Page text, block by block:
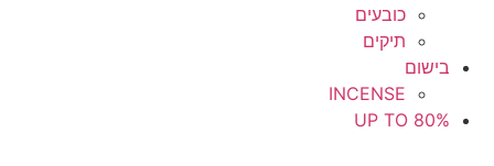
כובעים
תיקים
בישום
INCENSE
UP TO 80%